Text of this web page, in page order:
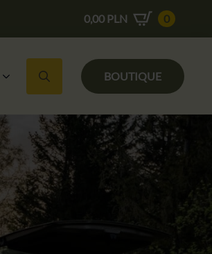
0,00 PLN 0
Recherche de :
BOUTIQUE